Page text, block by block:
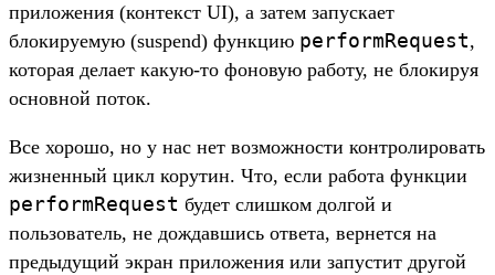
приложения (контекст UI), а затем запускает
блокируемую (suspend) функцию performRequest,
которая делает какую-то фоновую работу, не блокируя
основной поток.
Все хорошо, но у нас нет возможности контролировать
жизненный цикл корутин. Что, если работа функции
performRequest будет слишком долгой и
пользователь, не дождавшись ответа, вернется на
предыдущий экран приложения или запустит другой